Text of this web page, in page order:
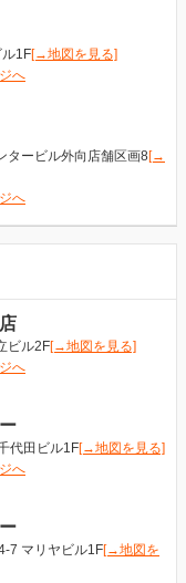
1F[→地図を見る]
へ
タービル外向店舗区画8[→
へ
ビル2F[→地図を見る]
へ
代田ビル1F[→地図を見る]
へ
7 マリヤビル1F[→地図を